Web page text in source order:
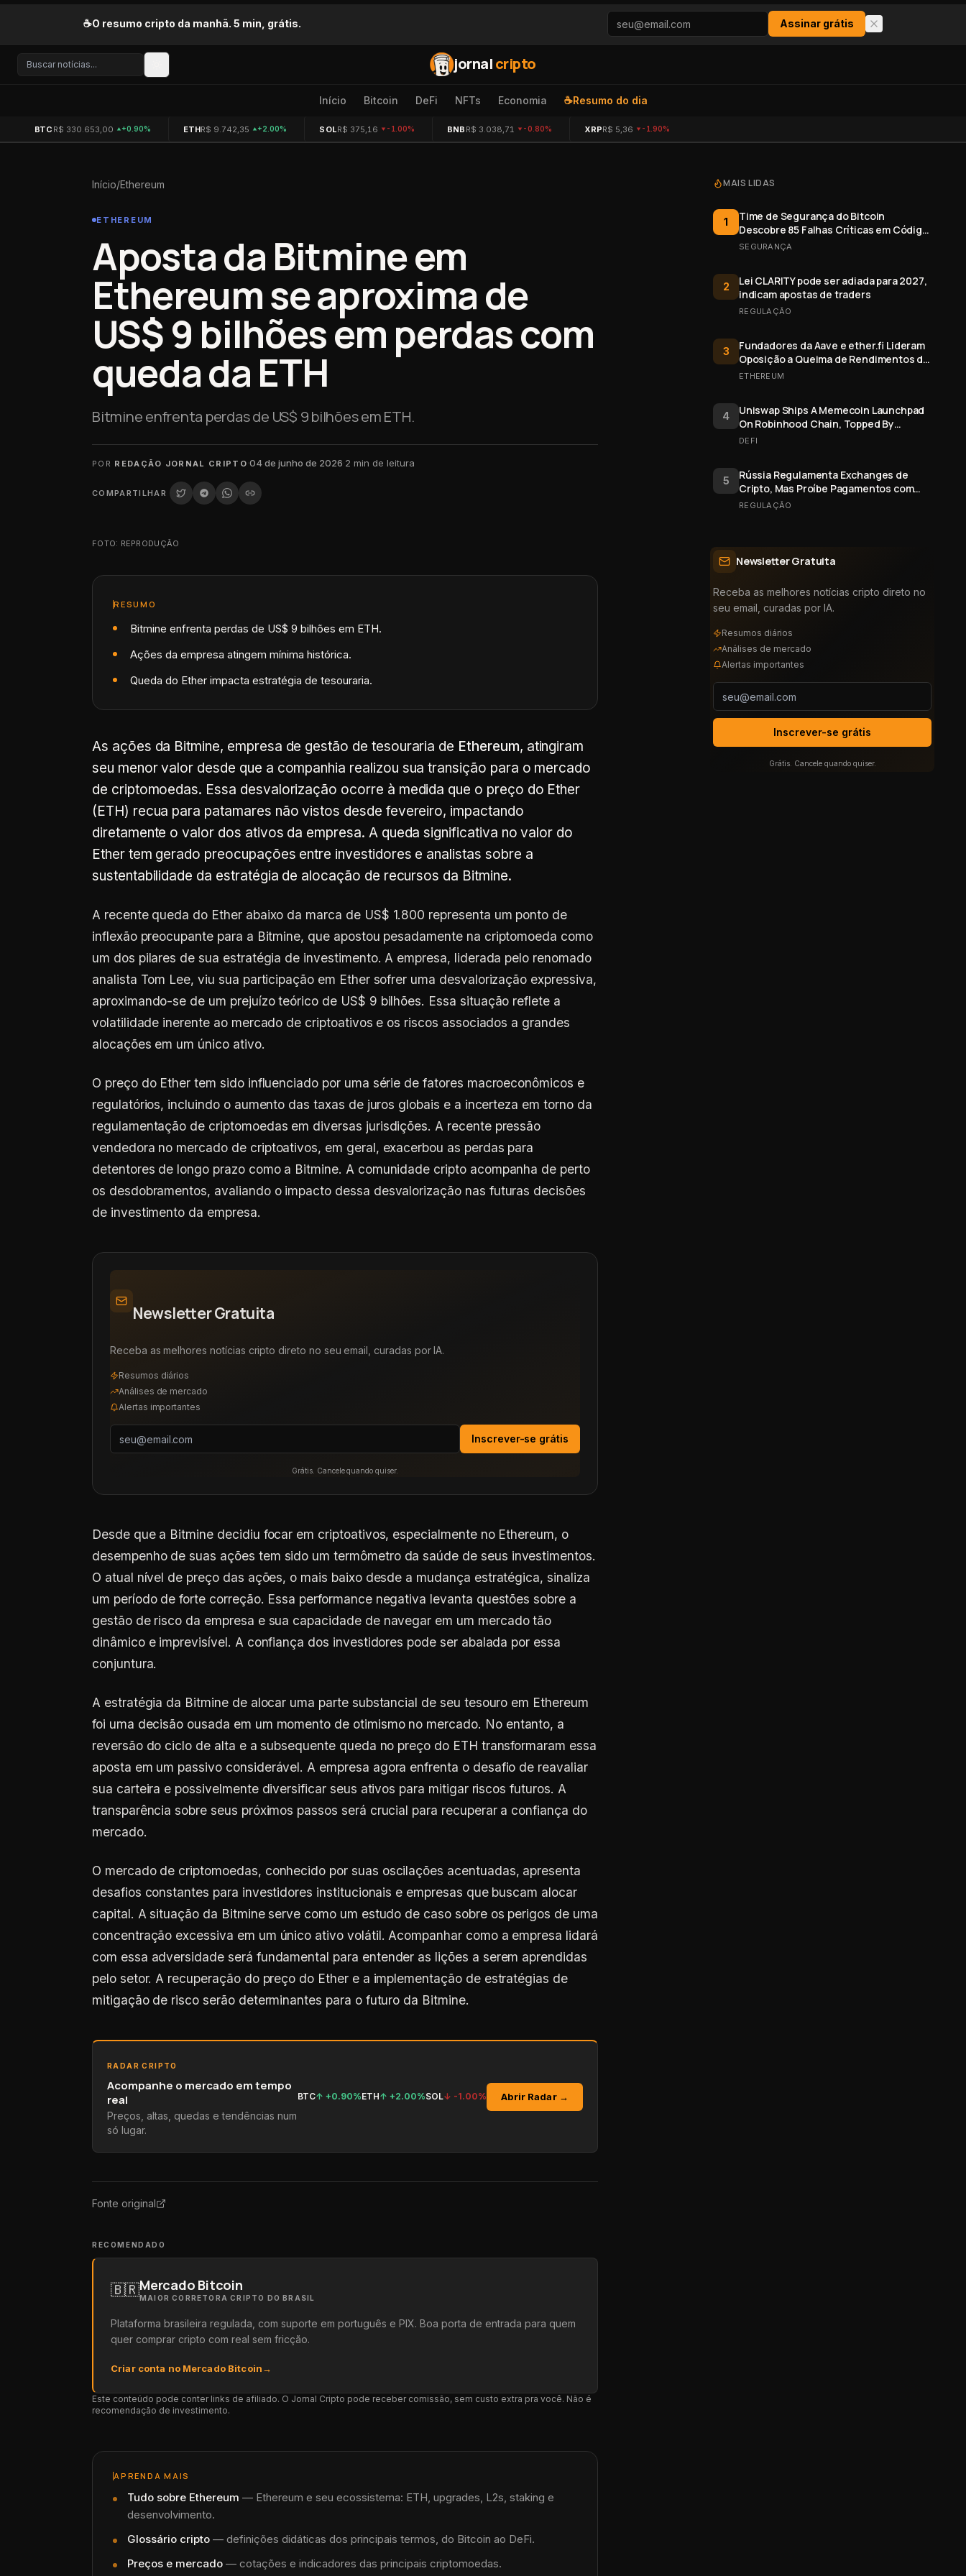
☕ O resumo cripto da manhã. 5 min, grátis. Assinar grátis
jornalcripto
Início Bitcoin DeFi NFTs Economia ☕ Resumo do dia
BTC R$ 330.653,00 +0.90% ETHR$ 9.742,35 +2.00% SOL R$ 375,16 -1.00% BNB R$ 3.038,71 -0.80% XRPR$ 5,36 -1.90%
Início/Ethereum
ETHEREUM
Aposta da Bitmine em
Ethereum se aproxima de
US$ 9 bilhões em perdas com
queda da ETH
Bitmine enfrenta perdas de US$ 9 bilhões em ETH.
POR REDAÇÃO JORNAL CRIPTO 04 de junho de 2026 2 min de leitura
COMPARTILHAR
FOTO: REPRODUÇÃO
RESUMO
Bitmine enfrenta perdas de US$ 9 bilhões em ETH.
Ações da empresa atingem mínima histórica.
Queda do Ether impacta estratégia de tesouraria.
As ações da Bitmine, empresa de gestão de tesouraria de Ethereum , atingiram
seu menor valor desde que a companhia realizou sua transição para o mercado
de criptomoedas. Essa desvalorização ocorre à medida que o preço do Ether
(ETH) recua para patamares não vistos desde fevereiro, impactando
diretamente o valor dos ativos da empresa. A queda significativa no valor do
Ether tem gerado preocupações entre investidores e analistas sobre a
sustentabilidade da estratégia de alocação de recursos da Bitmine.
A recente queda do Ether abaixo da marca de US$ 1.800 representa um ponto de
inflexão preocupante para a Bitmine, que apostou pesadamente na criptomoeda como
um dos pilares de sua estratégia de investimento. A empresa, liderada pelo renomado
analista Tom Lee, viu sua participação em Ether sofrer uma desvalorização expressiva,
aproximando-se de um prejuízo teórico de US$ 9 bilhões. Essa situação reflete a
volatilidade inerente ao mercado de criptoativos e os riscos associados a grandes
alocações em um único ativo.
O preço do Ether tem sido influenciado por uma série de fatores macroeconômicos e
regulatórios, incluindo o aumento das taxas de juros globais e a incerteza em torno da
regulamentação de criptomoedas em diversas jurisdições. A recente pressão
vendedora no mercado de criptoativos, em geral, exacerbou as perdas para
detentores de longo prazo como a Bitmine. A comunidade cripto acompanha de perto
os desdobramentos, avaliando o impacto dessa desvalorização nas futuras decisões
de investimento da empresa.
Newsletter Gratuita
Receba as melhores notícias cripto direto no seu email, curadas por IA.
Resumos diários
Análises de mercado
Alertas importantes
Inscrever-se grátis
Grátis. Cancele quando quiser.
Desde que a Bitmine decidiu focar em criptoativos, especialmente no Ethereum, o
desempenho de suas ações tem sido um termômetro da saúde de seus investimentos.
O atual nível de preço das ações, o mais baixo desde a mudança estratégica, sinaliza
um período de forte correção. Essa performance negativa levanta questões sobre a
gestão de risco da empresa e sua capacidade de navegar em um mercado tão
dinâmico e imprevisível. A confiança dos investidores pode ser abalada por essa
conjuntura.
A estratégia da Bitmine de alocar uma parte substancial de seu tesouro em Ethereum
foi uma decisão ousada em um momento de otimismo no mercado. No entanto, a
reversão do ciclo de alta e a subsequente queda no preço do ETH transformaram essa
aposta em um passivo considerável. A empresa agora enfrenta o desafio de reavaliar
sua carteira e possivelmente diversificar seus ativos para mitigar riscos futuros. A
transparência sobre seus próximos passos será crucial para recuperar a confiança do
mercado.
O mercado de criptomoedas, conhecido por suas oscilações acentuadas, apresenta
desafios constantes para investidores institucionais e empresas que buscam alocar
capital. A situação da Bitmine serve como um estudo de caso sobre os perigos de uma
concentração excessiva em um único ativo volátil. Acompanhar como a empresa lidará
com essa adversidade será fundamental para entender as lições a serem aprendidas
pelo setor. A recuperação do preço do Ether e a implementação de estratégias de
mitigação de risco serão determinantes para o futuro da Bitmine.
RADAR CRIPTO
Acompanhe o mercado em tempo
real
Preços, altas, quedas e tendências num
só lugar.
BTC↑ +0.90% ETH ↑ +2.00% SOL ↓ -1.00% Abrir Radar →
Fonte original
RECOMENDADO
🇧🇷Mercado Bitcoin
MAIOR CORRETORA CRIPTO DO BRASIL
Plataforma brasileira regulada, com suporte em português e PIX. Boa porta de entrada para quem
quer comprar cripto com real sem fricção.
Criar conta no Mercado Bitcoin
Este conteúdo pode conter links de afiliado. O Jornal Cripto pode receber comissão, sem custo extra pra você. Não é
recomendação de investimento.
APRENDA MAIS
Tudo sobre Ethereum
Ethereum e seu ecossistema: ETH, upgrades, L2s, staking e
desenvolvimento.
Glossário cripto — definições didáticas dos principais termos, do Bitcoin ao DeFi.
Preços e mercado — cotações e indicadores das principais criptomoedas.
MAIS LIDAS
1
Time de Segurança do Bitcoin
Descobre 85 Falhas Críticas em Código
SEGURANÇA
2
Lei CLARITY pode ser adiada para 2027,
indicam apostas de traders
REGULAÇÃO
3
Fundadores da Aave e ether.fi Lideram
Oposição a Queima de Rendimentos de
Staking do Ethereum
ETHEREUM
4
Uniswap Ships A Memecoin Launchpad
On Robinhood Chain, Topped By
$FRONG Token Minted Six Days Early
DEFI
5
Rússia Regulamenta Exchanges de
Cripto, Mas Proíbe Pagamentos com
Bitcoin
REGULAÇÃO
Newsletter Gratuita
Receba as melhores notícias cripto direto no
seu email, curadas por IA.
Resumos diários
Análises de mercado
Alertas importantes
Inscrever-se grátis
Grátis. Cancele quando quiser.